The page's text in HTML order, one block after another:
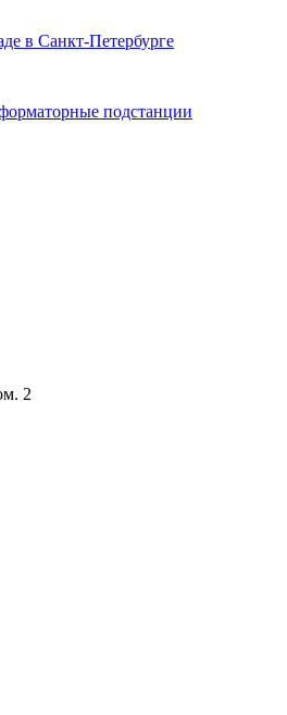
в Санкт-Петербурге
подстанции
2